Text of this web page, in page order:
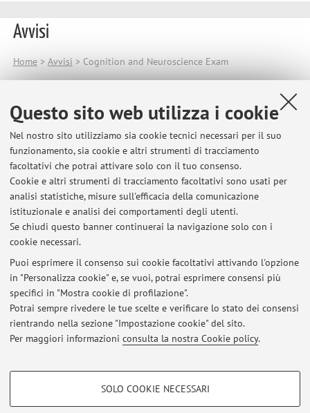
Questo sito web utilizza i cookie
Nel nostro sito utilizziamo sia cookie tecnici necessari per il suo
funzionamento, sia cookie e altri strumenti di tracciamento
facoltativi che potrai attivare solo con il tuo consenso.
Cookie e altri strumenti di tracciamento facoltativi sono usati per
analisi statistiche, misure sull'efficacia della comunicazione
istituzionale e analisi dei comportamenti degli utenti.
Se chiudi questo banner continuerai la navigazione solo con i
cookie necessari.
Puoi esprimere il consenso sui cookie facoltativi attivando l'opzione
in "Personalizza cookie" e, se vuoi, potrai esprimere consensi più
specifici in "Mostra cookie di profilazione".
Potrai sempre rivedere le tue scelte e verificare lo stato dei consensi
rientrando nella sezione "Impostazione cookie" del sito.
Per maggiori informazioni consulta la nostra Cookie policy.
COOKIE DI PROFILAZIONE - FACOLTATIVI
SOLO COOKIE NECESSARI
Avvisi
Home> Avvisi > Cognition and Neuroscience Exam
Notice: Due to the Covid-19 emergency, oral examination
will be implemented for the coming exam sessions and
until further notice. Oral exams will be conducted via
TEAMS and consisting of 3 questions: Each correct
response will allow a maximum score of up to 10 points,
for a total of 30 out of 30 scores.
Pubblicato il: 11 maggio 2021
Ultimi avvisi
Cognition and Neuroscience Exam
Pubblicato il: 11 maggio 2021
Area riservata